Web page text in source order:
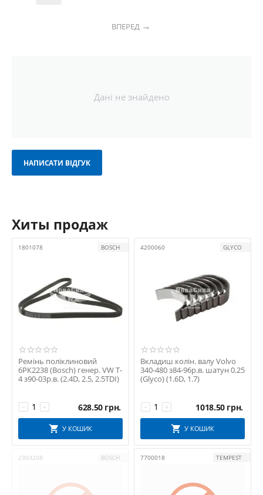
ВПЕРЕД
Дані не знайдено
НАПИСАТИ ВІДГУК
Хиты продаж
1801078 BOSCH
Ремінь поліклиновий
6РК2238 (Bosch) генер. VW T-
4 з90-03р.в. (2.4D, 2.5, 2.5TDI)
+
− 628.50 грн.
У КОШИК
4200060 GLYCO
Вкладиш колін. валу Volvo
340-480 з84-96р.в. шатун 0.25
(Glyco) (1.6D, 1.7)
+
− 1018.50 грн.
У КОШИК
2303208 BOSCH 7700018 TEMPEST